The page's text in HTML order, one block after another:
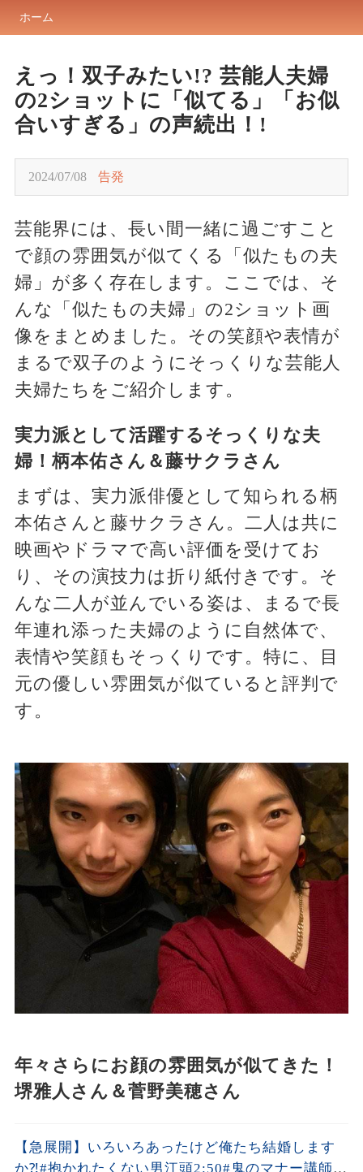
ホーム
えっ！双子みたい!? 芸能人夫婦
の2ショットに「似てる」「お似
合いすぎる」の声続出！!
2024/07/08 告発
芸能界には、長い間一緒に過ごすこと
で顔の雰囲気が似てくる「似たもの夫
婦」が多く存在します。ここでは、そ
んな「似たもの夫婦」の2ショット画
像をまとめました。その笑顔や表情が
まるで双子のようにそっくりな芸能人
夫婦たちをご紹介します。
実力派として活躍するそっくりな夫
婦！柄本佑さん＆藤サクラさん
まずは、実力派俳優として知られる柄
本佑さんと藤サクラさん。二人は共に
映画やドラマで高い評価を受けてお
り、その演技力は折り紙付きです。そ
んな二人が並んでいる姿は、まるで長
年連れ添った夫婦のように自然体で、
表情や笑顔もそっくりです。特に、目
元の優しい雰囲気が似ていると評判で
す。
年々さらにお顔の雰囲気が似てきた！
堺雅人さん＆菅野美穂さん
【急展開】いろいろあったけど俺たち結婚します
か⁈#抱かれたくない男江頭2:50#鬼のマナー講師平